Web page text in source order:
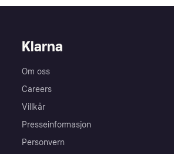
Klarna
Om oss
Careers
Villkår
Presseinformasjon
Personvern